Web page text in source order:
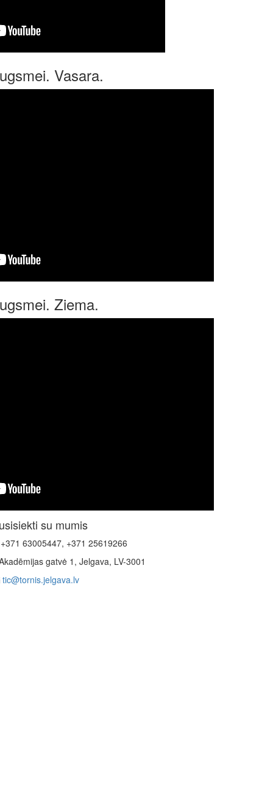
Vasara.
Ziema.
su mumis
+371 63005447, +371 25619266
gatvė 1, Jelgava, LV-3001
tic@tornis.jelgava.lv